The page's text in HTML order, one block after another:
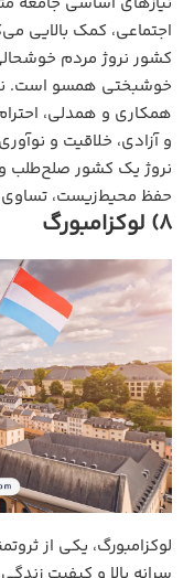
اجتماعی، کمک بالایی
کشور نروژ مردم
خوشبختی همسو است.
همکاری و همدلی،
و آزادی، خلاقیت و
نروژ یک کشور صلح‌طلب
حفظ محیط‌زیست، تساوی
8) لوکزامبورگ
لوکزامبورگ، یکی از